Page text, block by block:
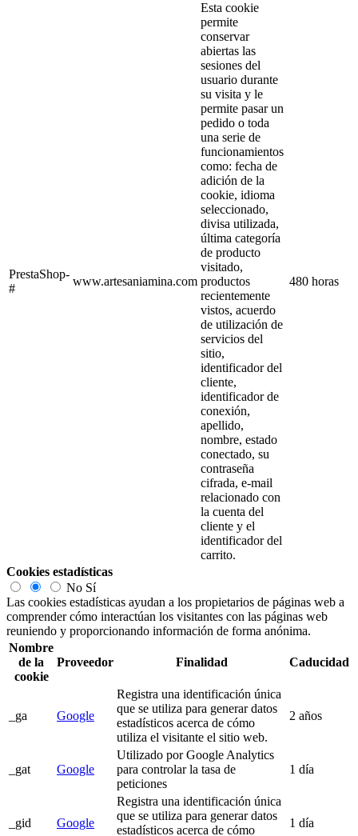
PrestaShop-
#
www.artesaniamina.com
Esta cookie
permite
conservar
abiertas las
sesiones del
usuario durante
su visita y le
permite pasar un
pedido o toda
una serie de
funcionamientos
como: fecha de
adición de la
cookie, idioma
seleccionado,
divisa utilizada,
última categoría
de producto
visitado,
productos
recientemente
vistos, acuerdo
de utilización de
servicios del
sitio,
identificador del
cliente,
identificador de
conexión,
apellido,
nombre, estado
conectado, su
contraseña
cifrada, e-mail
relacionado con
la cuenta del
cliente y el
identificador del
carrito.
480 horas
Cookies estadísticas
No Sí
Las cookies estadísticas ayudan a los propietarios de páginas web a
comprender cómo interactúan los visitantes con las páginas web
reuniendo y proporcionando información de forma anónima.
Nombre
de la
cookie
Proveedor Finalidad Caducidad
_ga Google
Registra una identificación única
que se utiliza para generar datos
estadísticos acerca de cómo
utiliza el visitante el sitio web.
2 años
_gat Google
Utilizado por Google Analytics
para controlar la tasa de
peticiones
1 día
_gid Google
Registra una identificación única
que se utiliza para generar datos
estadísticos acerca de cómo
1 día